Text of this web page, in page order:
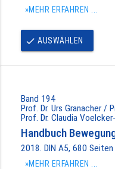
»MEHR ERFAHREN ...
done AUSWÄHLEN
Band 194
Prof. Dr. Urs Granacher /
Prof. Dr. Claudia
Handbuch
2018. DIN A5, 680 Seiten
»MEHR ERFAHREN ...